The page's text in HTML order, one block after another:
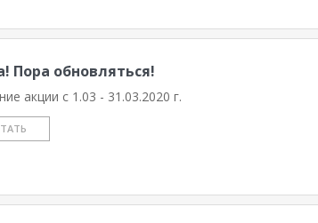
Пора обновляться!
акции с 1.03 - 31.03.2020 г.